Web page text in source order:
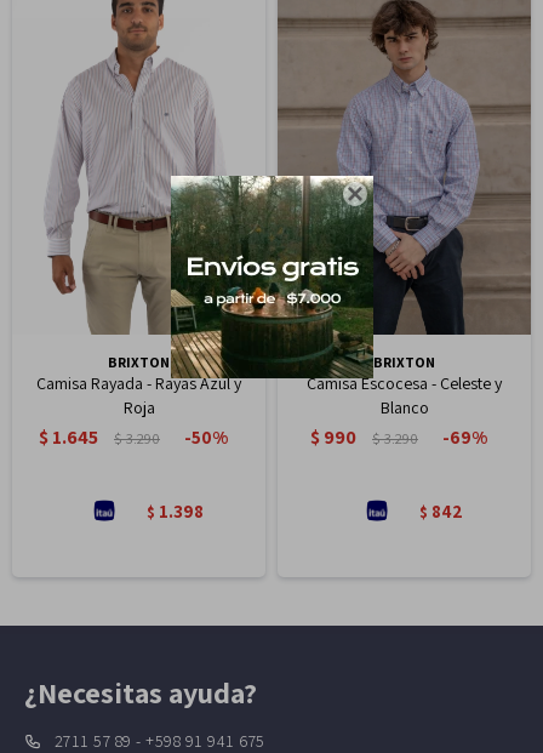

BRIXTON
Camisa Rayada - Rayas Azul y
Roja
$ 1.645 $3.290 50
$ 1.398
BRIXTON
Camisa Escocesa - Celeste y
Blanco
$ 990 $3.290 69
$ 842
¿Necesitas ayuda?
2711 57 89 - +598 91 941 675